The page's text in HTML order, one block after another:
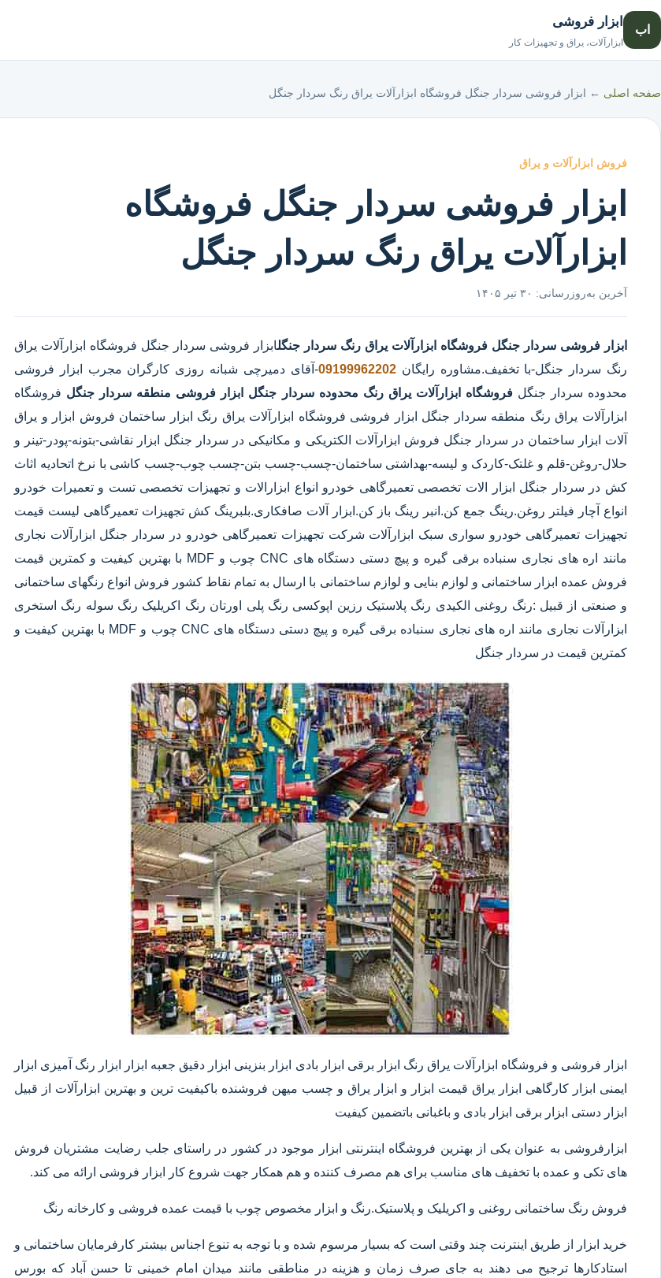
اب
ابزار فروشی
ابزارآلات، یراق و تجهیزات کار
صفحه اصلی ← ابزار فروشی سردار جنگل فروشگاه ابزارآلات یراق رنگ سردار جنگل
فروش ابزارآلات و یراق
ابزار فروشی سردار جنگل فروشگاه
ابزارآلات یراق رنگ سردار جنگل
آخرین به‌روزرسانی: ۳۰ تیر ۱۴۰۵
ابزار فروشی سردار جنگل فروشگاه ابزارآلات یراق رنگ سردار جنگلابزار فروشی سردار جنگل فروشگاه ابزارآلات یراق
رنگ سردار جنگل-با تخفیف.مشاوره رایگان09199962202-آقای دمیرچی شبانه روزی کارگران مجرب ابزار فروشی
محدوده سردار جنگلفروشگاه ابزارآلات یراق رنگ محدوده سردار جنگل ابزار فروشی منطقه سردار جنگل فروشگاه
ابزارآلات یراق رنگ منطقه سردار جنگل ابزار فروشی فروشگاه ابزارآلات یراق رنگ ابزار ساختمان فروش ابزار و یراق
آلات ابزار ساختمان در سردار جنگل فروش ابزارآلات الکتریکی و مکانیکی در سردار جنگل ابزار نقاشی-بتونه-پودر-تینر و
حلال-روغن-قلم و غلتک-کاردک و لیسه-بهداشتی ساختمان-چسب-چسب بتن-چسب چوب-چسب کاشی با نرخ اتحادیه اثاث
کش در سردار جنگل ابزار الات تخصصی تعمیرگاهی خودرو انواع ابزارالات و تجهیزات تخصصی تست و تعمیرات خودرو
انواع آچار فیلتر روغن.رینگ جمع کن.انبر رینگ باز کن.ابزار آلات صافکاری.بلبرینگ کش تجهیزات تعمیرگاهی لیست قیمت
تجهیزات تعمیرگاهی خودرو سواری سبک ابزارآلات شرکت تجهیزات تعمیرگاهی خودرو در سردار جنگل ابزارآلات نجاری
مانند اره های نجاری سنباده برقی گیره و پیچ دستی دستگاه های CNC چوب و MDF با بهترین کیفیت و کمترین قیمت
فروش عمده ابزار ساختمانی و لوازم بنایی و لوازم ساختمانی با ارسال به تمام نقاط کشور فروش انواع رنگهای ساختمانی
و صنعتی از قبیل :رنگ روغنی الکیدی رنگ پلاستیک رزین اپوکسی رنگ پلی اورتان رنگ اکریلیک رنگ سوله رنگ استخری
ابزارآلات نجاری مانند اره های نجاری سنباده برقی گیره و پیچ دستی دستگاه های CNC چوب و MDF با بهترین کیفیت و
کمترین قیمت در سردار جنگل
ابزار فروشی و فروشگاه ابزارآلات یراق رنگ ابزار برقی ابزار بادی ابزار بنزینی ابزار دقیق​ جعبه ابزار ابزار رنگ آمیزی ابزار
ایمنی ابزار کارگاهی ابزار یراق قیمت ابزار و ابزار یراق و چسب میهن فروشنده باکیفیت ترین و بهترین ابزارآلات از قبیل
ابزار دستی ابزار برقی ابزار بادی و باغبانی باتضمین کیفیت
ابزارفروشی به عنوان یکی از بهترین فروشگاه اینترنتی ابزار موجود در کشور در راستای جلب رضایت مشتریان فروش
های تکی و عمده با تخفیف های مناسب برای هم مصرف کننده و هم همکار جهت شروع کار ابزار فروشی ارائه می کند.
فروش رنگ ساختمانی روغنی و اکریلیک و پلاستیک.رنگ و ابزار مخصوص چوب با قیمت عمده فروشی و کارخانه رنگ
خرید ابزار از طریق اینترنت چند وقتی است که بسیار مرسوم شده و با توجه به تنوع اجناس بیشتر کارفرمایان ساختمانی و
استادکارها ترجیح می دهند به جای صرف زمان و هزینه در مناطقی مانند میدان امام خمینی تا حسن آباد که بورس